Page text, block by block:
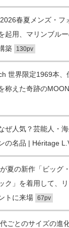
春夏メンズ・フ
起用、マリンブル
築
130pv
世界限定1969本、
称えた奇跡の
ぜ人気？芸能人・
の名品 | Héritage
夏の新作「ビッグ
ク」を着用して、
トに来場 67pv
ごとのサイズの進